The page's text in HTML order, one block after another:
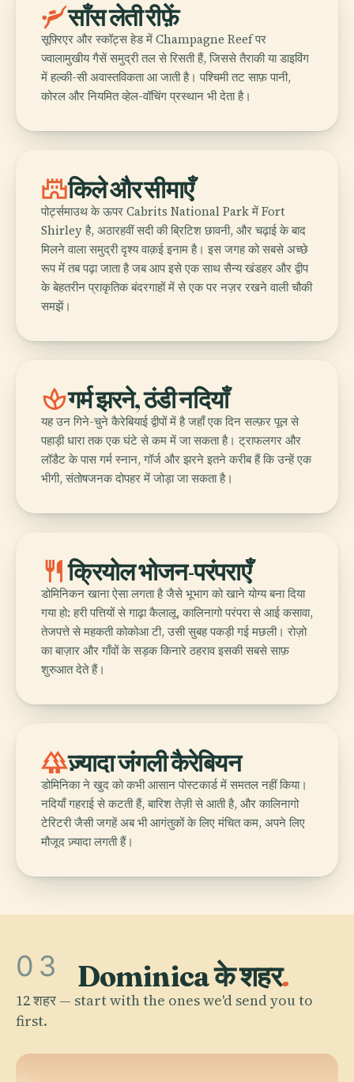
scuba_divingसाँस लेती रीफ़ें
सूफ़्रिएर और स्कॉट्स हेड में Champagne Reef पर
ज्वालामुखीय गैसें समुद्री तल से रिसती हैं, जिससे तैराकी या डाइविंग
में हल्की-सी अवास्तविकता आ जाती है। पश्चिमी तट साफ़ पानी,
कोरल और नियमित व्हेल-वॉचिंग प्रस्थान भी देता है।
castleकिले और सीमाएँ
पोर्ट्समाउथ के ऊपर Cabrits National Park में Fort
Shirley है, अठारहवीं सदी की ब्रिटिश छावनी, और चढ़ाई के बाद
मिलने वाला समुद्री दृश्य वाक़ई इनाम है। इस जगह को सबसे अच्छे
रूप में तब पढ़ा जाता है जब आप इसे एक साथ सैन्य खंडहर और द्वीप
के बेहतरीन प्राकृतिक बंदरगाहों में से एक पर नज़र रखने वाली चौकी
समझें।
spaगर्म झरने, ठंडी नदियाँ
यह उन गिने-चुने कैरेबियाई द्वीपों में है जहाँ एक दिन सल्फ़र पूल से
पहाड़ी धारा तक एक घंटे से कम में जा सकता है। ट्राफलगर और
लॉडैट के पास गर्म स्नान, गॉर्ज और झरने इतने करीब हैं कि उन्हें एक
भीगी, संतोषजनक दोपहर में जोड़ा जा सकता है।
restaurantक्रियोल भोजन-परंपराएँ
डोमिनिकन खाना ऐसा लगता है जैसे भूभाग को खाने योग्य बना दिया
गया हो: हरी पत्तियों से गाढ़ा कैलालू, कालिनागो परंपरा से आई कसावा,
तेजपत्ते से महकती कोकोआ टी, उसी सुबह पकड़ी गई मछली। रोज़ो
का बाज़ार और गाँवों के सड़क किनारे ठहराव इसकी सबसे साफ़
शुरुआत देते हैं।
forestज़्यादा जंगली कैरेबियन
डोमिनिका ने खुद को कभी आसान पोस्टकार्ड में समतल नहीं किया।
नदियाँ गहराई से कटती हैं, बारिश तेज़ी से आती है, और कालिनागो
टेरिटरी जैसी जगहें अब भी आगंतुकों के लिए मंचित कम, अपने लिए
मौजूद ज़्यादा लगती हैं।
03 Dominica के शहर.
12 शहर — start with the ones we'd send you to
first.